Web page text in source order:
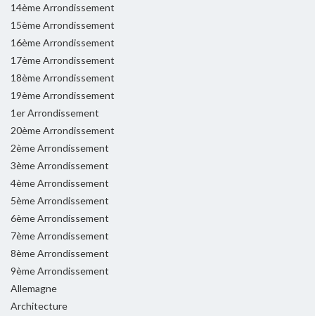
14ème Arrondissement
15ème Arrondissement
16ème Arrondissement
17ème Arrondissement
18ème Arrondissement
19ème Arrondissement
1er Arrondissement
20ème Arrondissement
2ème Arrondissement
3ème Arrondissement
4ème Arrondissement
5ème Arrondissement
6ème Arrondissement
7ème Arrondissement
8ème Arrondissement
9ème Arrondissement
Allemagne
Architecture